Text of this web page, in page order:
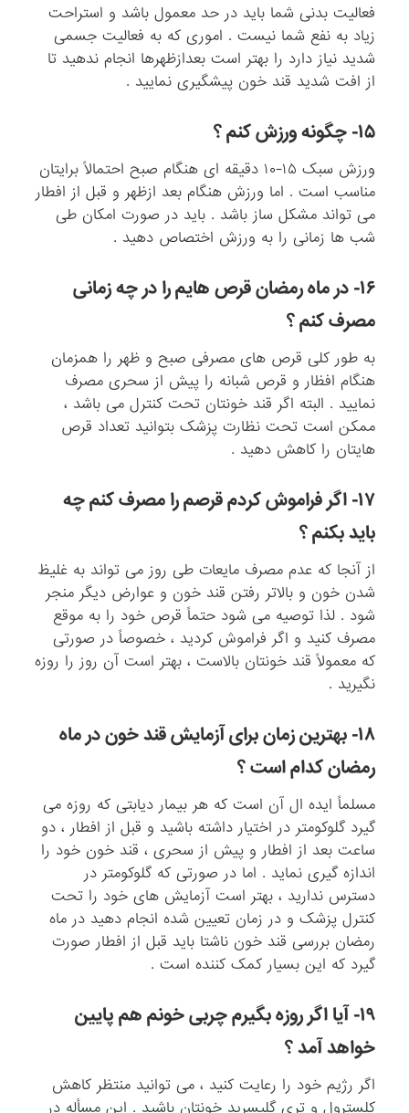
فعالیت بدنی شما باید در حد معمول باشد و استراحت
زیاد به نفع شما نیست . اموری که به فعالیت جسمی
شدید نیاز دارد را بهتر است بعدازظهرها انجام ندهید تا
از افت شدید قند خون پیشگیری نمایید .
۱۵- چگونه ورزش کنم ؟
ورزش سبک ۱۵-۱۰ دقیقه ای هنگام صبح احتمالاً برایتان
مناسب است . اما ورزش هنگام بعد ازظهر و قبل از افطار
می تواند مشکل ساز باشد . باید در صورت امکان طی
شب ها زمانی را به ورزش اختصاص دهید .
۱۶- در ماه رمضان قرص هایم را در چه زمانی
مصرف کنم ؟
به طور کلی قرص های مصرفی صبح و ظهر را همزمان
هنگام افظار و قرص شبانه را پیش از سحری مصرف
نمایید . البته اگر قند خونتان تحت کنترل می باشد ،
ممکن است تحت نظارت پزشک بتوانید تعداد قرص
هایتان را کاهش دهید .
۱۷- اگر فراموش کردم قرصم را مصرف کنم چه
باید بکنم ؟
از آنجا که عدم مصرف مایعات طی روز می تواند به غلیظ
شدن خون و بالاتر رفتن قند خون و عوارض دیگر منجر
شود . لذا توصیه می شود حتماً قرص خود را به موقع
مصرف کنید و اگر فراموش کردید ، خصوصاً در صورتی
که معمولاً قند خونتان بالاست ، بهتر است آن روز را روزه
نگیرید .
۱۸- بهترین زمان برای آزمایش قند خون در ماه
رمضان کدام است ؟
مسلماً ایده ال آن است که هر بیمار دیابتی که روزه می
گیرد گلوکومتر در اختیار داشته باشید و قبل از افطار ، دو
ساعت بعد از افطار و پیش از سحری ، قند خون خود را
اندازه گیری نماید . اما در صورتی که گلوکومتر در
دسترس ندارید ، بهتر است آزمایش های خود را تحت
کنترل پزشک و در زمان تعیین شده انجام دهید در ماه
رمضان بررسی قند خون ناشتا باید قبل از افطار صورت
گیرد که این بسیار کمک کننده است .
۱۹- آیا اگر روزه بگیرم چربی خونم هم پایین
خواهد آمد ؟
اگر رژیم خود را رعایت کنید ، می توانید منتظر کاهش
کلسترول و تری گلیسرید خونتان باشید . این مسأله در